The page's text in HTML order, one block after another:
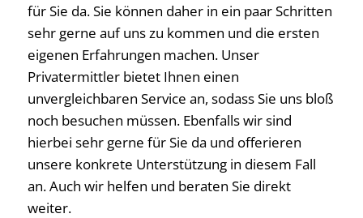
für Sie da. Sie können daher in ein paar Schritten
sehr gerne auf uns zu kommen und die ersten
eigenen Erfahrungen machen. Unser
Privatermittler bietet Ihnen einen
unvergleichbaren Service an, sodass Sie uns bloß
noch besuchen müssen. Ebenfalls wir sind
hierbei sehr gerne für Sie da und offerieren
unsere konkrete Unterstützung in diesem Fall
an. Auch wir helfen und beraten Sie direkt
weiter.